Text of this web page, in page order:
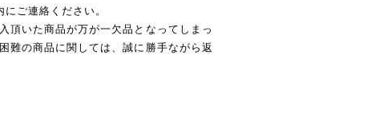
ご連絡ください。
頂いた商品が万が一欠品となってしまっ
難の商品に関しては、誠に勝手ながら返